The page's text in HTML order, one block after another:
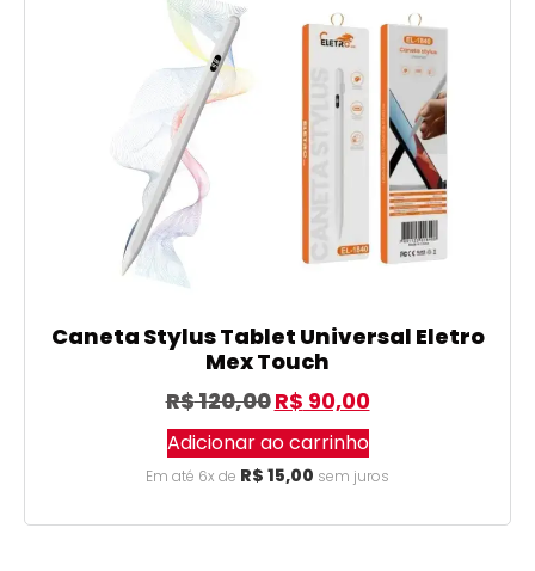
Caneta Stylus Tablet Universal Eletro
Mex Touch
R$120,00R$ 90,00
Adicionar ao carrinho
Em até 6x de R$ 15,00 sem juros